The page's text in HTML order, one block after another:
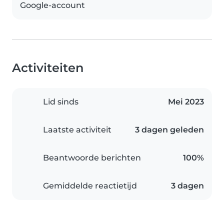
Google-account
Activiteiten
Lid sinds Mei 2023
Laatste activiteit 3 dagen geleden
Beantwoorde berichten 100%
Gemiddelde reactietijd 3 dagen